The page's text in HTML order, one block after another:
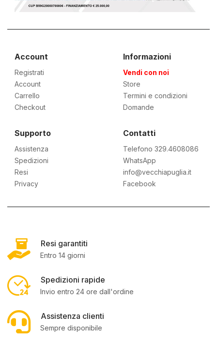
Account
Registrati
Account
Carrello
Checkout
Informazioni
Vendi con noi
Store
Termini e condizioni
Domande
Supporto
Assistenza
Spedizioni
Resi
Privacy
Contatti
Telefono 329.4608086
WhatsApp
info@vecchiapuglia.it
Facebook
Resi garantiti
Entro 14 giorni
Spedizioni rapide
Invio entro 24 ore dall'ordine
Assistenza clienti
Sempre disponibile